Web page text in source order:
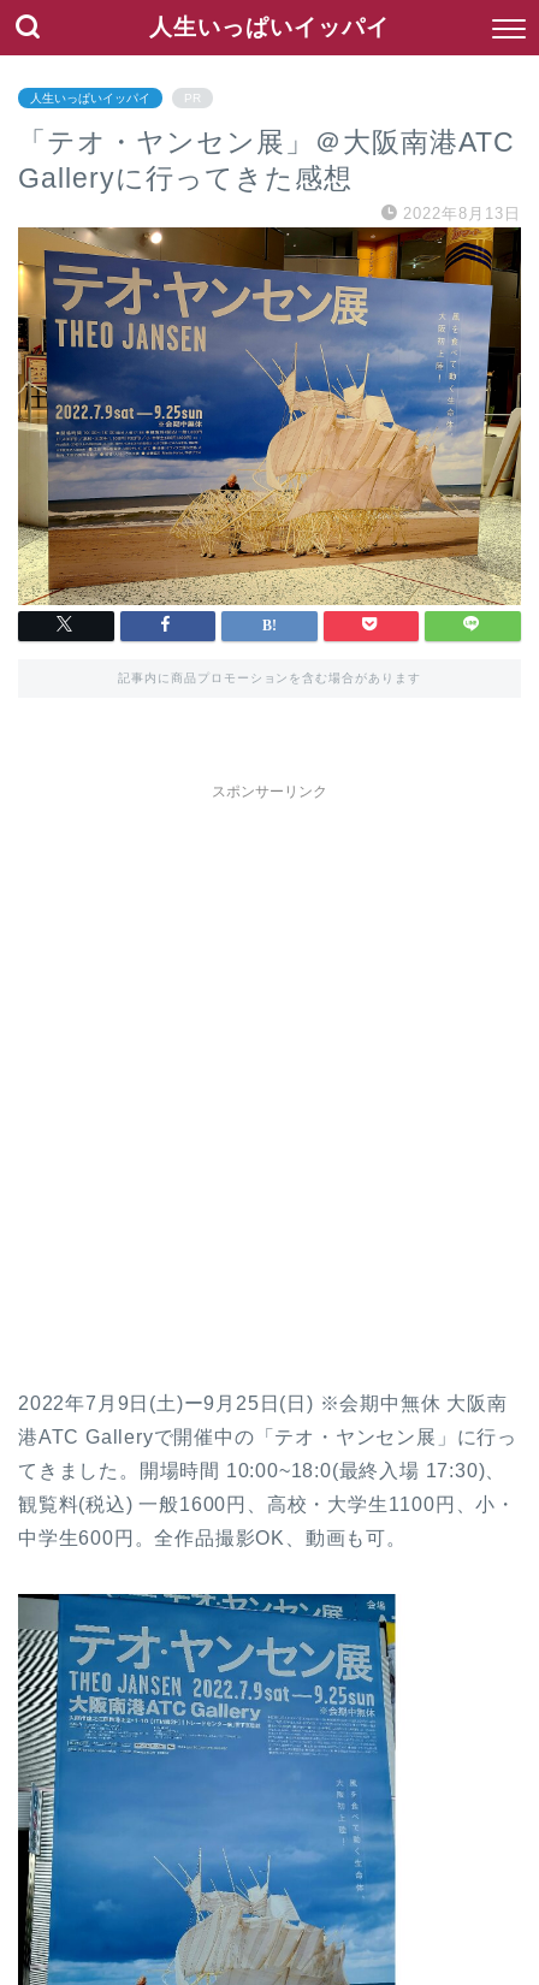
人生いっぱいイッパイ
人生いっぱいイッパイ PR
「テオ・ヤンセン展」＠大阪南港ATC
Galleryに行ってきた感想
2022年8月13日
記事内に商品プロモーションを含む場合があります
スポンサーリンク
2022年7月9日(土)ー9月25日(日) ※会期中無休 大阪南
港ATC Galleryで開催中の「テオ・ヤンセン展」に行っ
てきました。開場時間 10:00~18:0(最終入場 17:30)、
観覧料(税込) 一般1600円、高校・大学生1100円、小・
中学生600円。全作品撮影OK、動画も可。